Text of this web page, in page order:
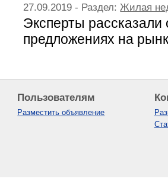
27.09.2019 - Раздел:Жилая
Эксперты
предложениях на
Пользователям
Разместить объявление